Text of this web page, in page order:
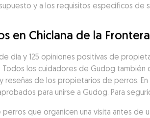
y a los requisitos específicos de
en Chiclana de la
día y 125 opiniones positivas de
los cuidadores de Gudog también
de los propietarios de perros. En
para unirse a Gudog. Para
que organicen una visita antes de